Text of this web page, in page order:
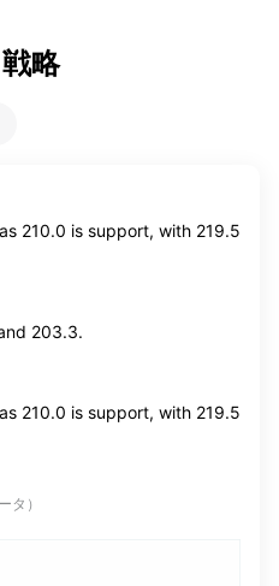
略
210.0 is support, with 219.5
203.3.
210.0 is support, with 219.5
タ）